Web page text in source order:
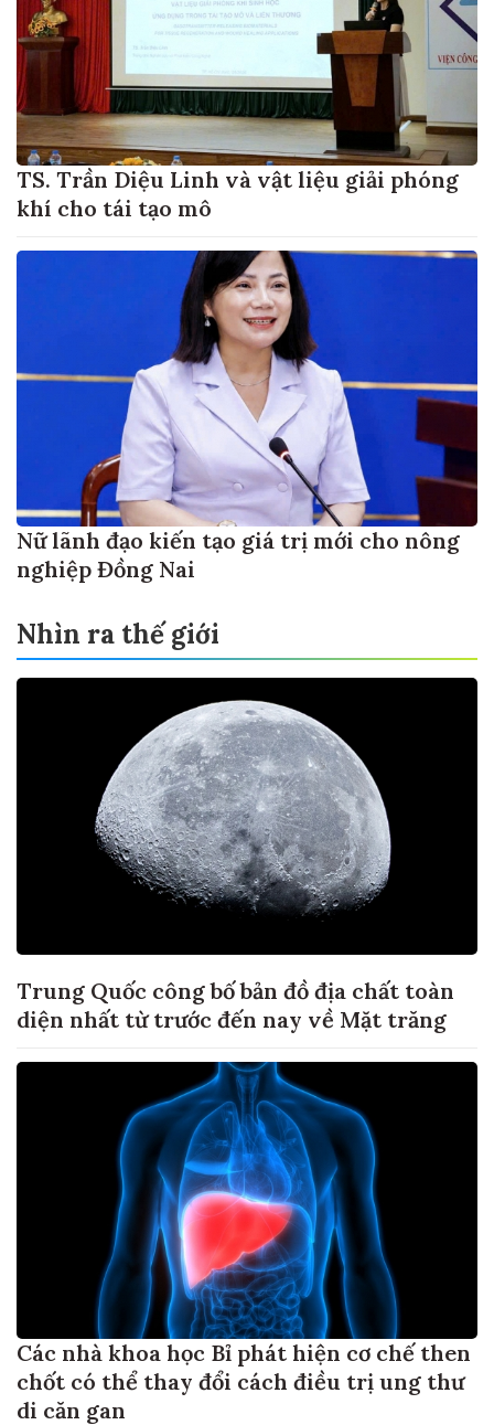
TS. Trần Diệu Linh và vật liệu giải phóng
khí cho tái tạo mô
Nữ lãnh đạo kiến tạo giá trị mới cho nông
nghiệp Đồng Nai
Nhìn ra thế giới
Trung Quốc công bố bản đồ địa chất toàn
diện nhất từ trước đến nay về Mặt trăng
Các nhà khoa học Bỉ phát hiện cơ chế then
chốt có thể thay đổi cách điều trị ung thư
di căn gan